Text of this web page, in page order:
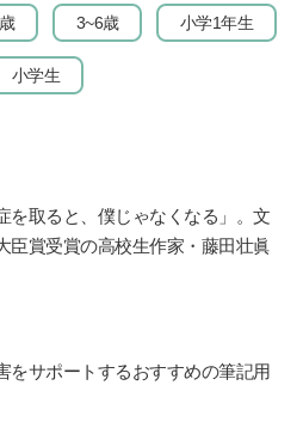
3~6歳 小学1年生
小学生
を取ると、僕じゃなくなる」。文
臣賞受賞の高校生作家・藤田壮眞
をサポートするおすすめの筆記用